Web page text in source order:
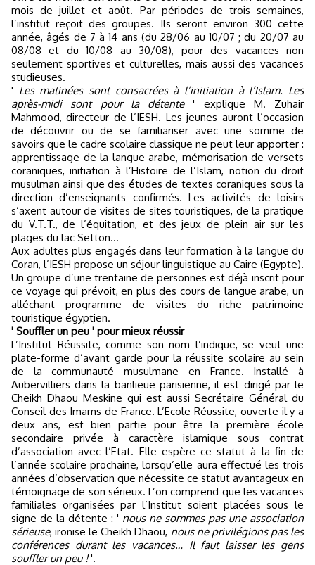
mois de juillet et août. Par périodes de trois semaines,
l’institut reçoit des groupes. Ils seront environ 300 cette
année, âgés de 7 à 14 ans (du 28/06 au 10/07 ; du 20/07 au
08/08 et du 10/08 au 30/08), pour des vacances non
seulement sportives et culturelles, mais aussi des vacances
studieuses.
' Les matinées sont consacrées à l’initiation à l’Islam. Les
après-midi sont pour la détente' explique M. Zuhair
Mahmood, directeur de l’IESH. Les jeunes auront l’occasion
de découvrir ou de se familiariser avec une somme de
savoirs que le cadre scolaire classique ne peut leur apporter :
apprentissage de la langue arabe, mémorisation de versets
coraniques, initiation à l’Histoire de l’Islam, notion du droit
musulman ainsi que des études de textes coraniques sous la
direction d’enseignants confirmés. Les activités de loisirs
s’axent autour de visites de sites touristiques, de la pratique
du V.T.T., de l’équitation, et des jeux de plein air sur les
plages du lac Setton…
Aux adultes plus engagés dans leur formation à la langue du
Coran, l’IESH propose un séjour linguistique au Caire (Egypte).
Un groupe d’une trentaine de personnes est déjà inscrit pour
ce voyage qui prévoit, en plus des cours de langue arabe, un
alléchant programme de visites du riche patrimoine
touristique égyptien.
' Souffler un peu ' pour mieux réussir
L’Institut Réussite, comme son nom l’indique, se veut une
plate-forme d’avant garde pour la réussite scolaire au sein
de la communauté musulmane en France. Installé à
Aubervilliers dans la banlieue parisienne, il est dirigé par le
Cheikh Dhaou Meskine qui est aussi Secrétaire Général du
Conseil des Imams de France. L’Ecole Réussite, ouverte il y a
deux ans, est bien partie pour être la première école
secondaire privée à caractère islamique sous contrat
d’association avec l’Etat. Elle espère ce statut à la fin de
l’année scolaire prochaine, lorsqu’elle aura effectué les trois
années d’observation que nécessite ce statut avantageux en
témoignage de son sérieux. L’on comprend que les vacances
familiales organisées par l’Institut soient placées sous le
signe de la détente : ' nous ne sommes pas une association
sérieuse, ironise le Cheikh Dhaou, nous ne privilégions pas les
conférences durant les vacances… Il faut laisser les gens
souffler un peu !'.